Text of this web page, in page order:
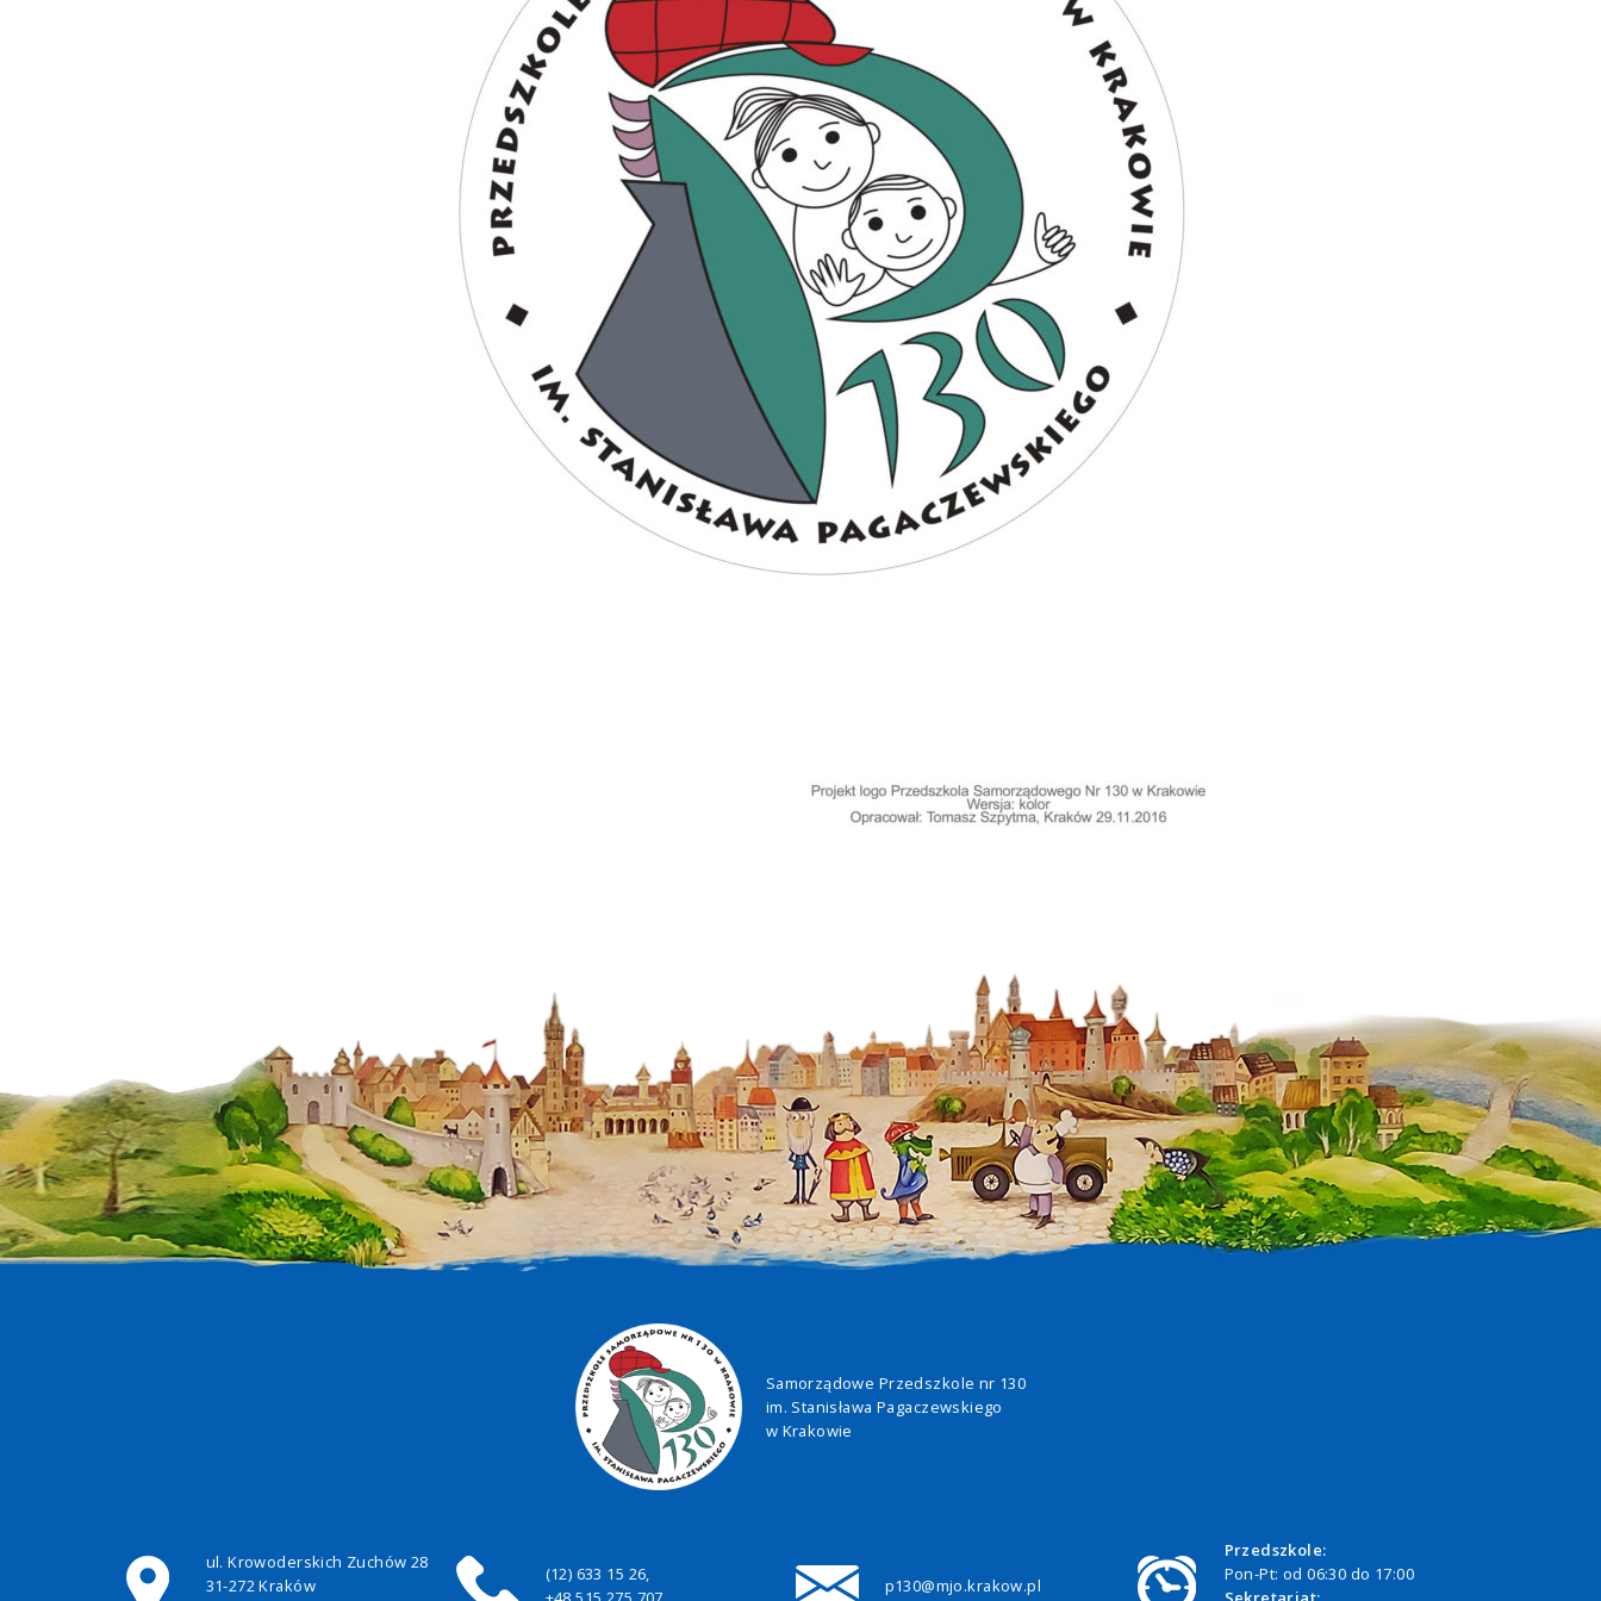
Samorządowe Przedszkole nr 130
im. Stanisława Pagaczewskiego
w Krakowie
ul. Krowoderskich Zuchów 28
31-272 Kraków
(12) 633 15 26,
p130@mjo.krakow.pl
Przedszkole:
Pon-Pt: od 06:30 do 17:00